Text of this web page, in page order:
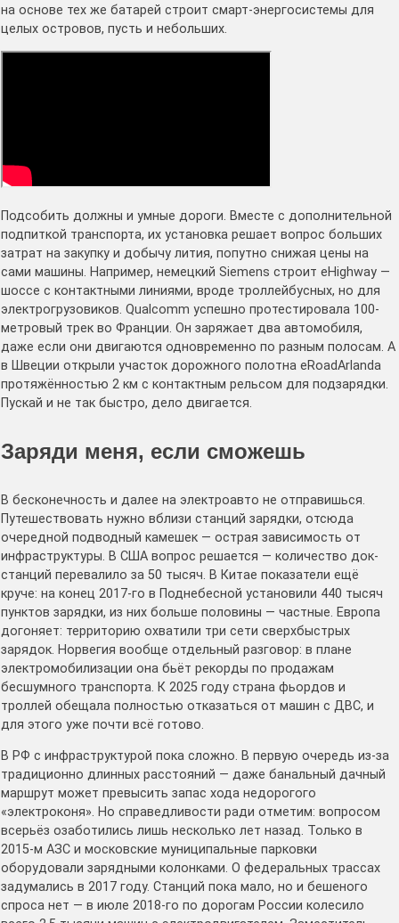
на основе тех же батарей строит смарт-энергосистемы для
целых островов, пусть и небольших.
Подсобить должны и умные дороги. Вместе с дополнительной
подпиткой транспорта, их установка решает вопрос больших
затрат на закупку и добычу лития, попутно снижая цены на
сами машины. Например, немецкий Siemens строит eHighway —
шоссе с контактными линиями, вроде троллейбусных, но для
электрогрузовиков. Qualcomm успешно протестировала 100-
метровый трек во Франции. Он заряжает два автомобиля,
даже если они двигаются одновременно по разным полосам. А
в Швеции открыли участок дорожного полотна eRoadArlanda
протяжённостью 2 км с контактным рельсом для подзарядки.
Пускай и не так быстро, дело двигается.
Заряди меня, если сможешь
В бесконечность и далее на электроавто не отправишься.
Путешествовать нужно вблизи станций зарядки, отсюда
очередной подводный камешек — острая зависимость от
инфраструктуры. В США вопрос решается — количество док-
станций перевалило за 50 тысяч. В Китае показатели ещё
круче: на конец 2017-го в Поднебесной установили 440 тысяч
пунктов зарядки, из них больше половины — частные. Европа
догоняет: территорию охватили три сети сверхбыстрых
зарядок. Норвегия вообще отдельный разговор: в плане
электромобилизации она бьёт рекорды по продажам
бесшумного транспорта. К 2025 году страна фьордов и
троллей обещала полностью отказаться от машин с ДВС, и
для этого уже почти всё готово.
В РФ с инфраструктурой пока сложно. В первую очередь из-за
традиционно длинных расстояний — даже банальный дачный
маршрут может превысить запас хода недорогого
«электроконя». Но справедливости ради отметим: вопросом
всерьёз озаботились лишь несколько лет назад. Только в
2015-м АЗС и московские муниципальные парковки
оборудовали зарядными колонками. О федеральных трассах
задумались в 2017 году. Станций пока мало, но и бешеного
спроса нет — в июле 2018-го по дорогам России колесило